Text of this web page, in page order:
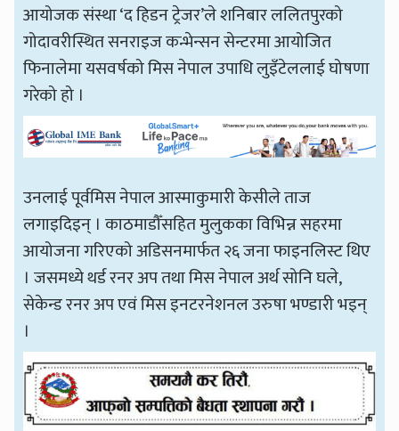
आयोजक संस्था ‘द हिडन ट्रेजर’ले शनिबार ललितपुरको
गोदावरीस्थित सनराइज कन्भेन्सन सेन्टरमा आयोजित
फिनालेमा यसवर्षको मिस नेपाल उपाधि लुइँटेललाई घोषणा
गरेको हो ।
उनलाई पूर्वमिस नेपाल आस्माकुमारी केसीले ताज
लगाइदिइन् । काठमाडौँसहित मुलुकका विभिन्न सहरमा
आयोजना गरिएको अडिसनमार्फत २६ जना फाइनलिस्ट थिए
। जसमध्ये थर्ड रनर अप तथा मिस नेपाल अर्थ सोनि घले,
सेकेन्ड रनर अप एवं मिस इनटरनेशनल उरुषा भण्डारी भइन्
।